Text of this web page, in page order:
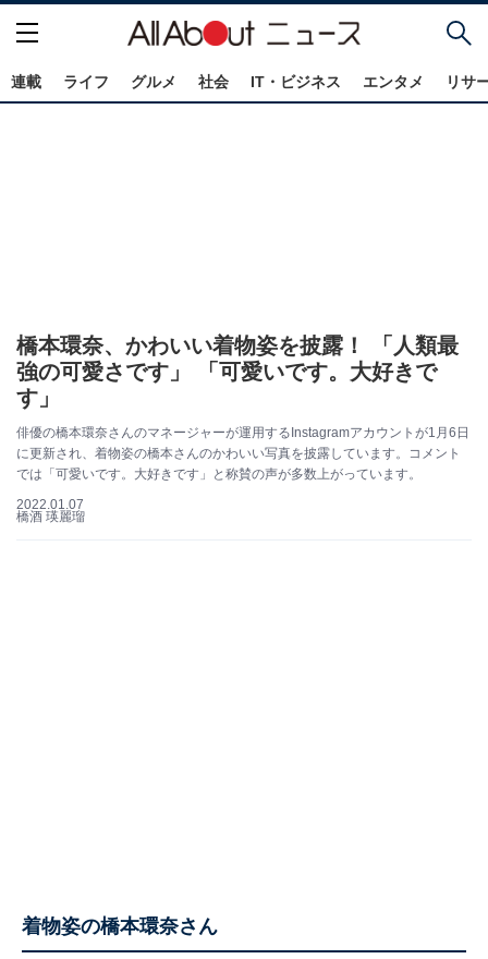
連載 ライフ グルメ 社会 IT・ビジネス エンタメ リサ
橋本環奈、かわいい着物姿を披露！ 「人類最
強の可愛さです」 「可愛いです。大好きで
す」
俳優の橋本環奈さんのマネージャーが運用するInstagramアカウントが1月6日
に更新され、着物姿の橋本さんのかわいい写真を披露しています。コメント
では「可愛いです。大好きです」と称賛の声が多数上がっています。
2022.01.07
橋酒 瑛麗瑠
着物姿の橋本環奈さん